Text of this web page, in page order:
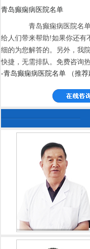
青岛癫痫病医院名单
青岛癫痫病医院名单
给人们带来帮助!如果你还有
细的为您解答的。另外，我
快捷，无需排队。免费咨询
-青岛癫痫病医院名单 （推荐